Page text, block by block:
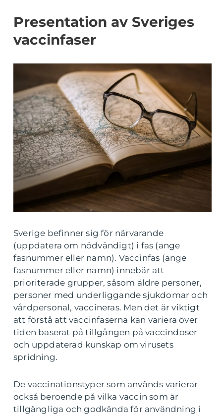
Presentation av Sveriges
vaccinfaser
Sverige befinner sig för närvarande
(uppdatera om nödvändigt) i fas (ange
fasnummer eller namn). Vaccinfas (ange
fasnummer eller namn) innebär att
prioriterade grupper, såsom äldre personer,
personer med underliggande sjukdomar och
vårdpersonal, vaccineras. Men det är viktigt
att förstå att vaccinfaserna kan variera över
tiden baserat på tillgången på vaccindoser
och uppdaterad kunskap om virusets
spridning.
De vaccinationstyper som används varierar
också beroende på vilka vaccin som är
tillgängliga och godkända för användning i